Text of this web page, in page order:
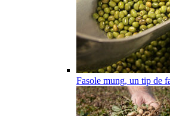
Fasole mung, un tip de